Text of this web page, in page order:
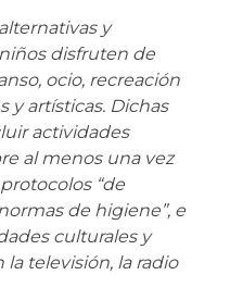
y
disfruten de
ocio, recreación
y artísticas. Dichas
actividades
al menos una vez
“de
de higiene”, e
culturales y
la televisión, la radio